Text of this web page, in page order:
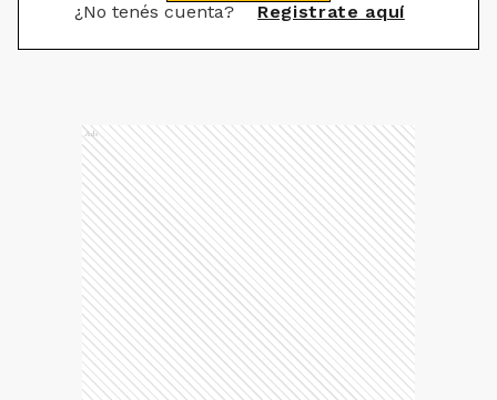
¿No tenés cuenta? Registrate aquí
Ads